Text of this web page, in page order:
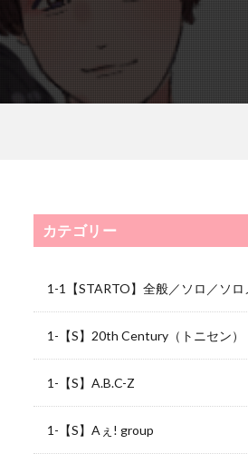
カテゴリー
1-1【STARTO】全般／ソロ／ソロ
1-【S】20th Century（トニセン）
1-【S】A.B.C-Z
1-【S】Aぇ! group